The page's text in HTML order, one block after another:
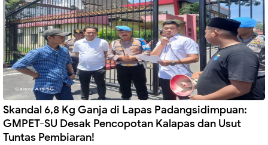
Skandal 6,8 Kg Ganja di Lapas Padangsidimpuan:
GMPET-SU Desak Pencopotan Kalapas dan Usut
Tuntas Pembiaran!